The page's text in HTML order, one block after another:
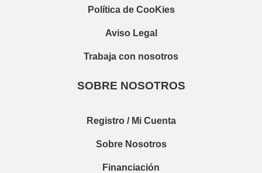
Política de CooKies
Aviso Legal
Trabaja con nosotros
SOBRE NOSOTROS
Registro / Mi Cuenta
Sobre Nosotros
Financiación